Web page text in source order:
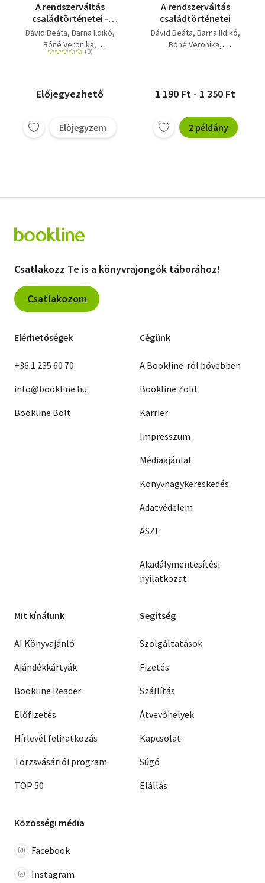
A rendszerváltás
családtörténetei -
Huszonöt év Budapest
árnyékában
Dávid Beáta Barna Ildikó
Bóné Veronika
Hegedűs Réka
Izsák Éva
Előjegyezhető
Előjegyzem
A rendszerváltás
családtörténetei
Dávid Beáta Barna Ildikó
Bóné Veronika
1 190 Ft - 1 350 Ft
2 példány
Csatlakozz Te is a könyvrajongók táborához!
Csatlakozom
Elérhetőségek
+36 1 235 60 70
info@bookline.hu
Bookline Bolt
Cégünk
A Bookline-ról bővebben
Bookline Zöld
Karrier
Impresszum
Médiaajánlat
Könyvnagykereskedés
Adatvédelem
ÁSZF
Akadálymentesítési
nyilatkozat
Mit kínálunk
AI Könyvajánló
Ajándékkártyák
Bookline Reader
Előfizetés
Hírlevél feliratkozás
Törzsvásárlói program
TOP 50
Segítség
Szolgáltatások
Fizetés
Szállítás
Átvevőhelyek
Kapcsolat
Súgó
Elállás
Közösségi média
Facebook
Instagram